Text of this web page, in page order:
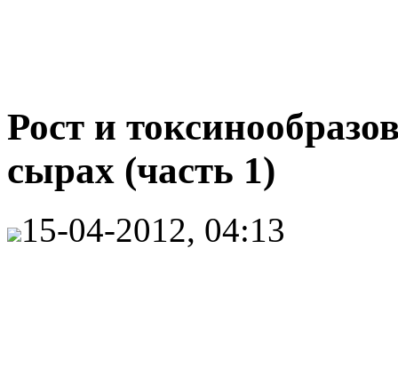
Рост и
сырах (часть 1)
15-04-2012, 04:13